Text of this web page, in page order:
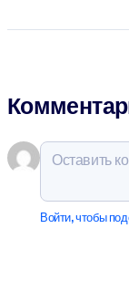
Войти, чтобы